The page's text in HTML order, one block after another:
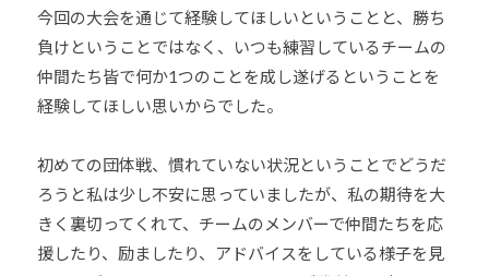
今回の大会を通じて経験してほしいということと、勝ち
負けということではなく、いつも練習しているチームの
仲間たち皆で何か1つのことを成し遂げるということを
経験してほしい思いからでした。
初めての団体戦、慣れていない状況ということでどうだ
ろうと私は少し不安に思っていましたが、私の期待を大
きく裏切ってくれて、チームのメンバーで仲間たちを応
援したり、励ましたり、アドバイスをしている様子を見